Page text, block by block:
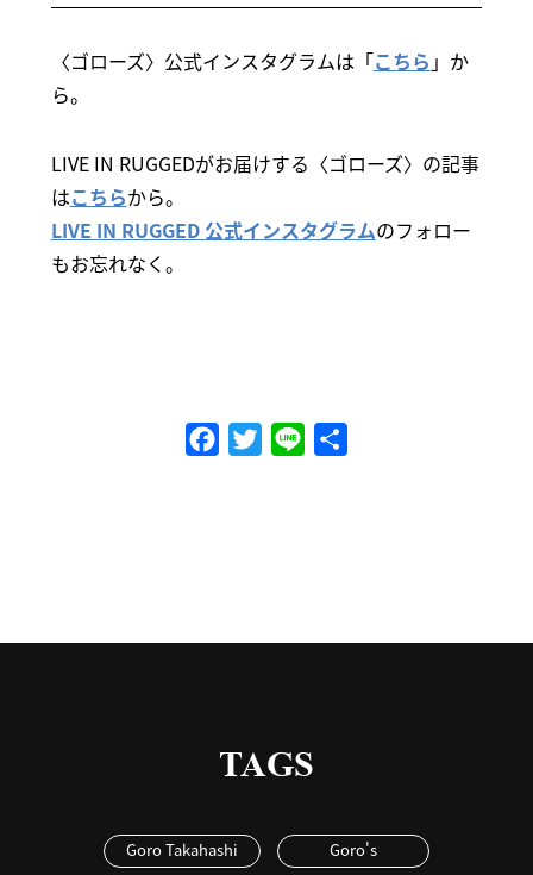
〈ゴローズ〉公式インスタグラムは「こちら 」か
ら。
LIVE IN RUGGEDがお届けする〈ゴローズ〉の記事
はこちらから。
LIVE IN RUGGED 公式インスタグラムのフォロー
もお忘れなく。
FacebookTwitterLine
TAGS
Goro Takahashi Goro's